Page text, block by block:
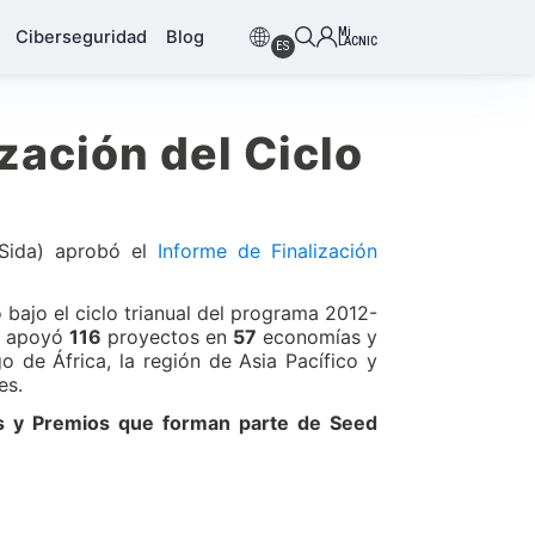
Ciberseguridad Blog ES
Mi
LACNIC
del Ciclo
aprobó el Informe de Finalización
el ciclo trianual del programa 2012-
apoyó 116 proyectos en 57 economías y
de África, la región de Asia Pacífico y
Premios que forman parte de Seed